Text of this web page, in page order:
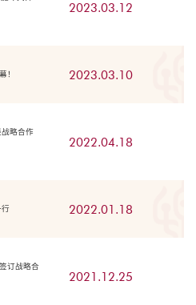
2023.03.12
！ 2023.03.10
战略合作
2022.04.18
2022.01.18
订战略合
2021.12.25